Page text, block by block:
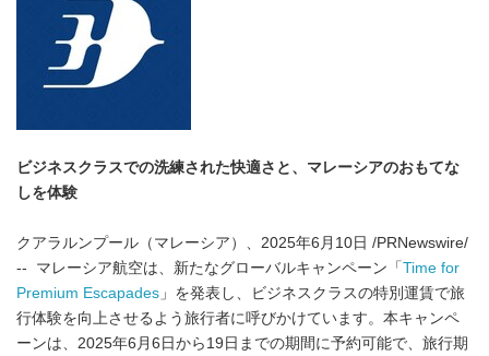
ビジネスクラスでの洗練された快適さと、マレーシアのおもてな
しを体験
クアラルンプール（マレーシア）、2025年6月10日 /PRNewswire/
-- マレーシア航空は、新たなグローバルキャンペーン「 Time for
Premium Escapades 」を発表し、ビジネスクラスの特別運賃で旅
行体験を向上させるよう旅行者に呼びかけています。本キャンペ
ーンは、2025年6月6日から19日までの期間に予約可能で、旅行期